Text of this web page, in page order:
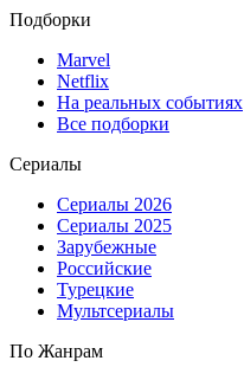
Подборки
Marvel
Netflix
На реальных событиях
Все подборки
Сериалы
Сериалы 2026
Сериалы 2025
Зарубежные
Российские
Турецкие
Мультсериалы
По Жанрам